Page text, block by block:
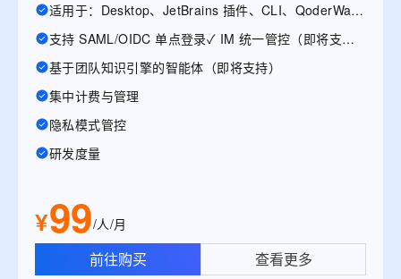
适用于：Desktop、JetBrains 插件、CLI、QoderWake、Mobile
支持 SAML/OIDC 单点登录✓ IM 统一管控（即将支持）
基于团队知识引擎的智能体（即将支持）
集中计费与管理
隐私模式管控
研发度量
¥99/人/月
前往购买 查看更多